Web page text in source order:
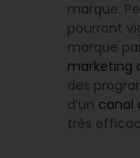
marque.
pourront
marque
marketing
des
d’un canal
très